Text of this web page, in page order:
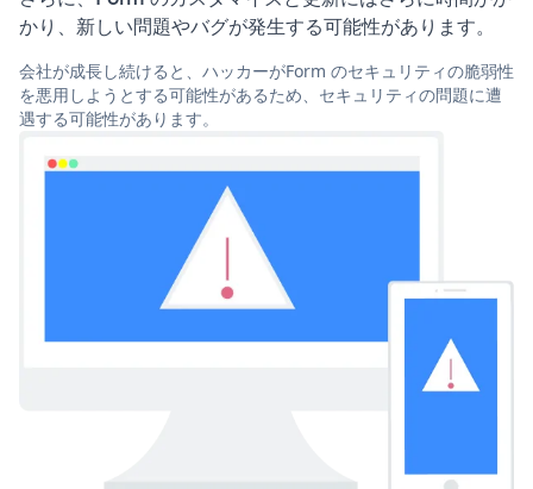
かり、新しい問題やバグが発生する可能性があります。
会社が成長し続けると、ハッカーがForm のセキュリティの脆弱性
を悪用しようとする可能性があるため、セキュリティの問題に遭
遇する可能性があります。